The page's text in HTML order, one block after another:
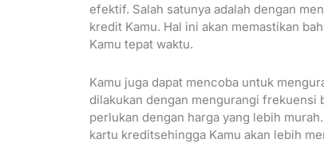
efektif. Salah satunya adalah dengan
kredit Kamu. Hal ini akan memastikan
Kamu tepat waktu.
Kamu juga dapat mencoba untuk
dilakukan dengan mengurangi frekuensi
perlukan dengan harga yang lebih
kartu kreditsehingga Kamu akan lebih